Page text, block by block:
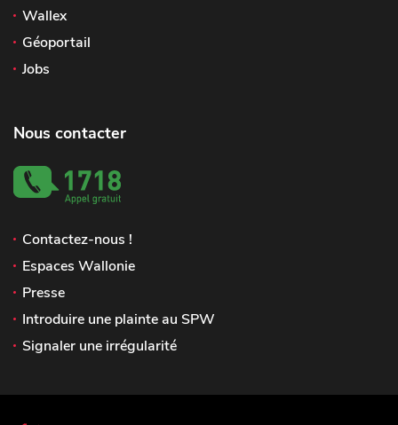
Wallex
Géoportail
Jobs
Nous contacter
Contactez-nous !
Espaces Wallonie
Presse
Introduire une plainte au SPW
Signaler une irrégularité